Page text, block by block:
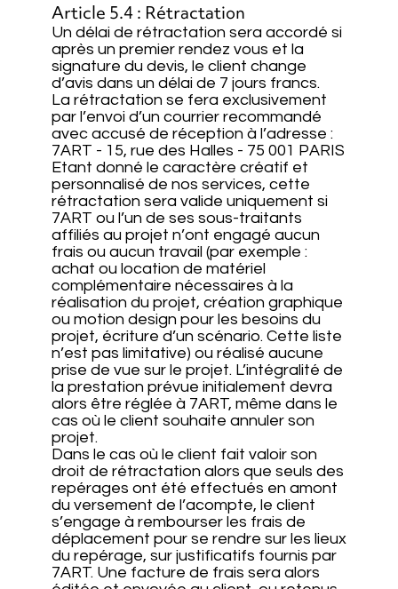
Article 5.4 : Rétractation
Un délai de rétractation sera accordé si
après un premier rendez vous et la
signature du devis, le client change
d’avis dans un délai de 7 jours francs.
La rétractation se fera exclusivement
par l’envoi d’un courrier recommandé
avec accusé de réception à l’adresse :
7ART - 15, rue des Halles - 75 001 PARIS
Etant donné le caractère créatif et
personnalisé de nos services, cette
rétractation sera valide uniquement si
7ART ou l’un de ses sous-traitants
affiliés au projet n’ont engagé aucun
frais ou aucun travail (par exemple :
achat ou location de matériel
complémentaire nécessaires à la
réalisation du projet, création graphique
ou motion design pour les besoins du
projet, écriture d’un scénario. Cette liste
n’est pas limitative) ou réalisé aucune
prise de vue sur le projet. L’intégralité de
la prestation prévue initialement devra
alors être réglée à 7ART, même dans le
cas où le client souhaite annuler son
projet.
Dans le cas où le client fait valoir son
droit de rétractation alors que seuls des
repérages ont été effectués en amont
du versement de l’acompte, le client
s’engage à rembourser les frais de
déplacement pour se rendre sur les lieux
du repérage, sur justificatifs fournis par
7ART. Une facture de frais sera alors